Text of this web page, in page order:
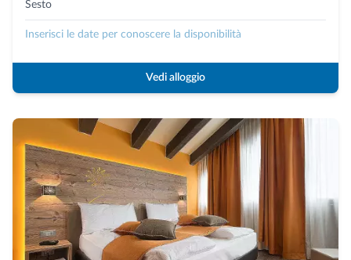
Sesto
Inserisci le date per conoscere la disponibilità
Vedi alloggio